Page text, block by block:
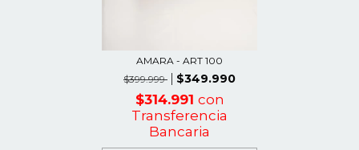
AMARA - ART 100
$399.999
$349.990
$314.991 con
Transferencia
Bancaria